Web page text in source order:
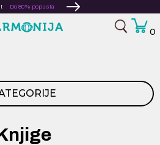
Do 80% popusta
0